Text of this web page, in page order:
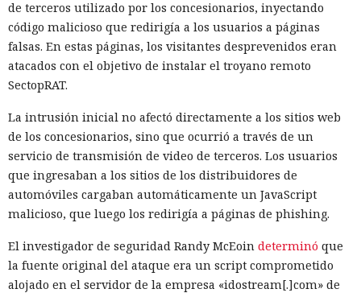
de terceros utilizado por los concesionarios, inyectando
código malicioso que redirigía a los usuarios a páginas
falsas. En estas páginas, los visitantes desprevenidos eran
atacados con el objetivo de instalar el troyano remoto
SectopRAT.
La intrusión inicial no afectó directamente a los sitios web
de los concesionarios, sino que ocurrió a través de un
servicio de transmisión de video de terceros. Los usuarios
que ingresaban a los sitios de los distribuidores de
automóviles cargaban automáticamente un JavaScript
malicioso, que luego los redirigía a páginas de phishing.
El investigador de seguridad Randy McEoin determinó que
la fuente original del ataque era un script comprometido
alojado en el servidor de la empresa «idostream[.]com» de